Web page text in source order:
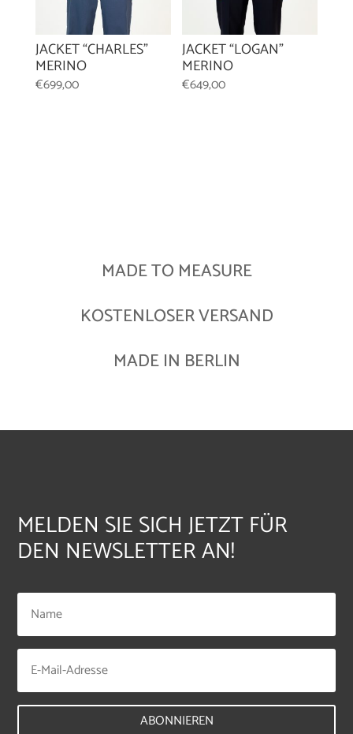
JACKET “CHARLES”
MERINO
€699,00
JACKET “LOGAN”
MERINO
€649,00
MADE TO MEASURE
KOSTENLOSER VERSAND
MADE IN BERLIN
MELDEN SIE SICH JETZT FÜR
DEN NEWSLETTER AN!
ABONNIEREN